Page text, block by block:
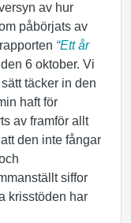
av hur
påbörjats av
“Ett år
6 oktober. Vi
täcker in den
haft för
av framför allt
den inte fångar
siffor
krisstöden har